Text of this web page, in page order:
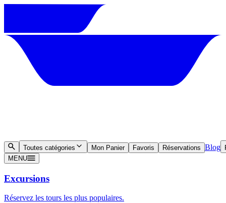
Toutes catégories Mon Panier Favoris Réservations Blog
MENU
Excursions
Réservez les tours les plus populaires.